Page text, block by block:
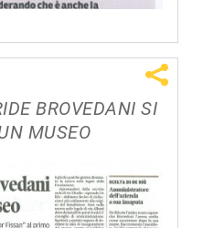
BROVEDANI SI
MUSEO